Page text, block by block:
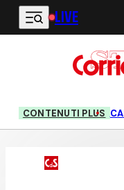
Vai al contenuto principale
LIVE
CONTENUTI PLUS